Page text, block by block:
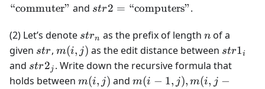
“commuter” and str2=\text{“computers”}
str2 = “computers”.
(2) Let’s denote str_n
strn as the prefix of length n
nof a
given str
str, m(i,j)
m(i, j) as the edit distance between str1_i
str1i
and str2_j
str2j . Write down the recursive formula that
holds between m(i,j)
m(i, j) andm(i-
m(i − 1, j), m(i, j −